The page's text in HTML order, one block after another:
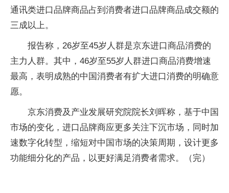
通讯类进口品牌商品占到消费者进口品牌商品成交额的
三成以上。
报告称，26岁至45岁人群是京东进口商品消费的
主力人群。其中，46岁至55岁人群进口商品消费增速
最高，表明成熟的中国消费者有扩大进口消费的明确意
愿。
京东消费及产业发展研究院院长刘晖称，基于中国
市场的变化，进口品牌商应更多关注下沉市场，同时加
速数字化转型，缩短对中国市场的决策周期，设计更多
功能细分化的产品，以更好满足消费者需求。（完）